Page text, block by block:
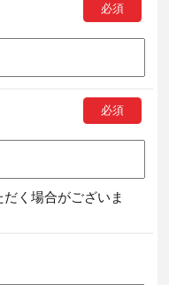
く場合がございま